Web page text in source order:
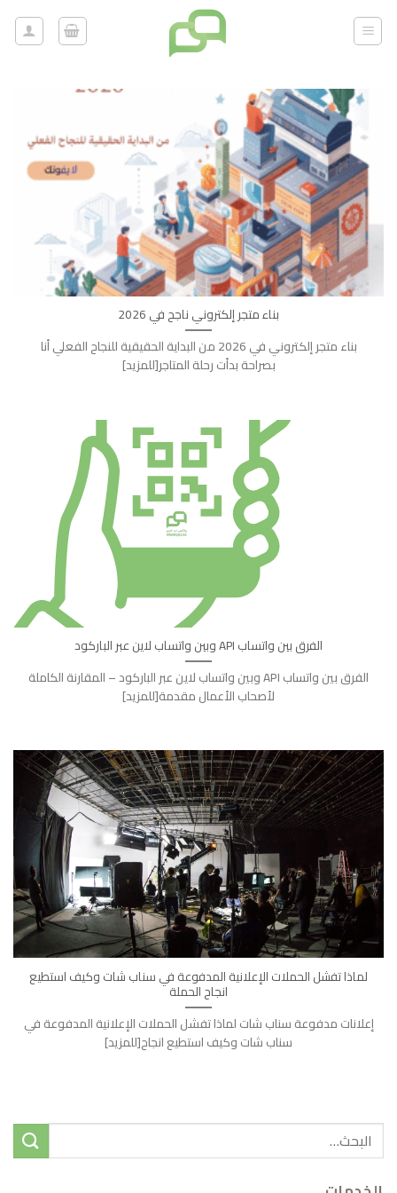
تخطي
للمحتوى
بناء متجر إلكتروني ناجح في 2026
بناء متجر إلكتروني في 2026 من البداية الحقيقية للنجاح الفعلي أنا
بصراحة بدأت رحلة المتاجر[للمزيد]
الفرق بين واتساب API وبين واتساب لاين عبر الباركود
الفرق بين واتساب API وبين واتساب لاين عبر الباركود – المقارنة الكاملة
لأصحاب الأعمال مقدمة[للمزيد]
لماذا تفشل الحملات الإعلانية المدفوعة في سناب شات وكيف استطيع
انجاح الحملة
إعلانات مدفوعة سناب شات لماذا تفشل الحملات الإعلانية المدفوعة في
سناب شات وكيف استطيع انجاح[للمزيد]